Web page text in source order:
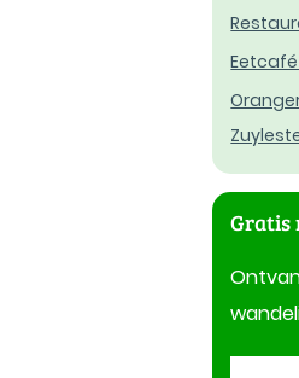
Eetcafé
Gratis